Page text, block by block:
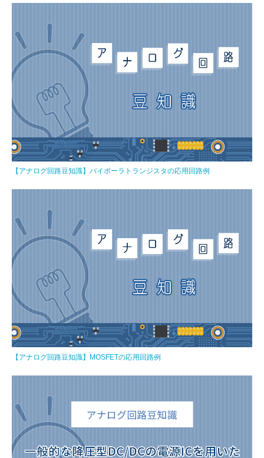
【アナログ回路豆知識】バイポーラトランジスタの応用回路例
【アナログ回路豆知識】MOSFETの応用回路例